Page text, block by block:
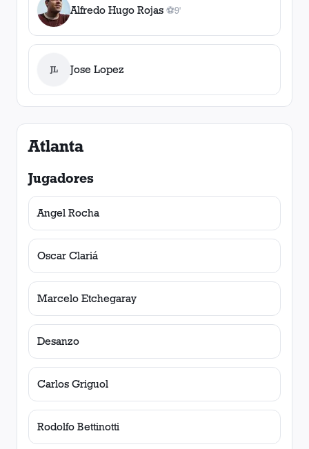
Alfredo Hugo Rojas ⚽
1gol
9'
JL Jose Lopez
Atlanta
Jugadores
Angel Rocha
Oscar Clariá
Marcelo Etchegaray
Desanzo
Carlos Griguol
Rodolfo Bettinotti